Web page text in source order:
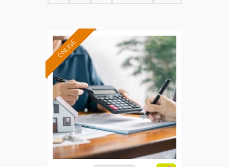
ONLINE
Formación 100%
subvencionada.
Para desempleados,
trabajadores y autónomos.
Sector
-Finanzas y Seguros.